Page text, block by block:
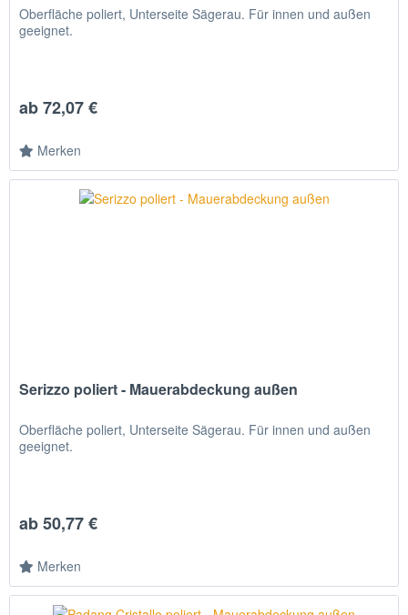
Oberfläche poliert, Unterseite Sägerau. Für innen und außen
geeignet.
ab 72,07 €
Merken
Serizzo poliert - Mauerabdeckung außen
Oberfläche poliert, Unterseite Sägerau. Für innen und außen
geeignet.
ab 50,77 €
Merken